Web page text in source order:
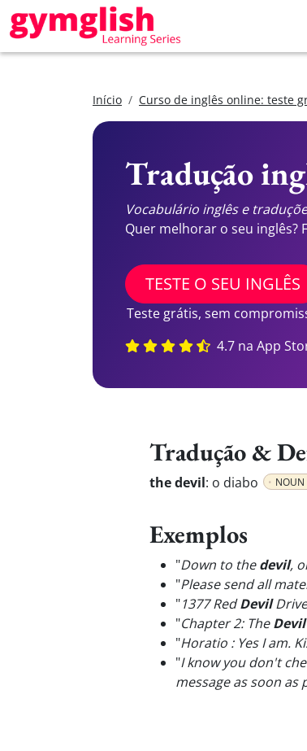
Início Curso de inglês online: teste
Tradução
Vocabulário inglês e
Quer melhorar o seu inglês?
TESTE O SEU INGLÊS
Teste grátis, sem
4.7 na App
Tradução &
the devil: o diabo NOUN
Exemplos
"Down to thedevil,
"Please send all
"1377 RedDevilDrive
"Chapter 2: TheDevil
"Horatio : Yes I am.
"I know you don't
message as soon as